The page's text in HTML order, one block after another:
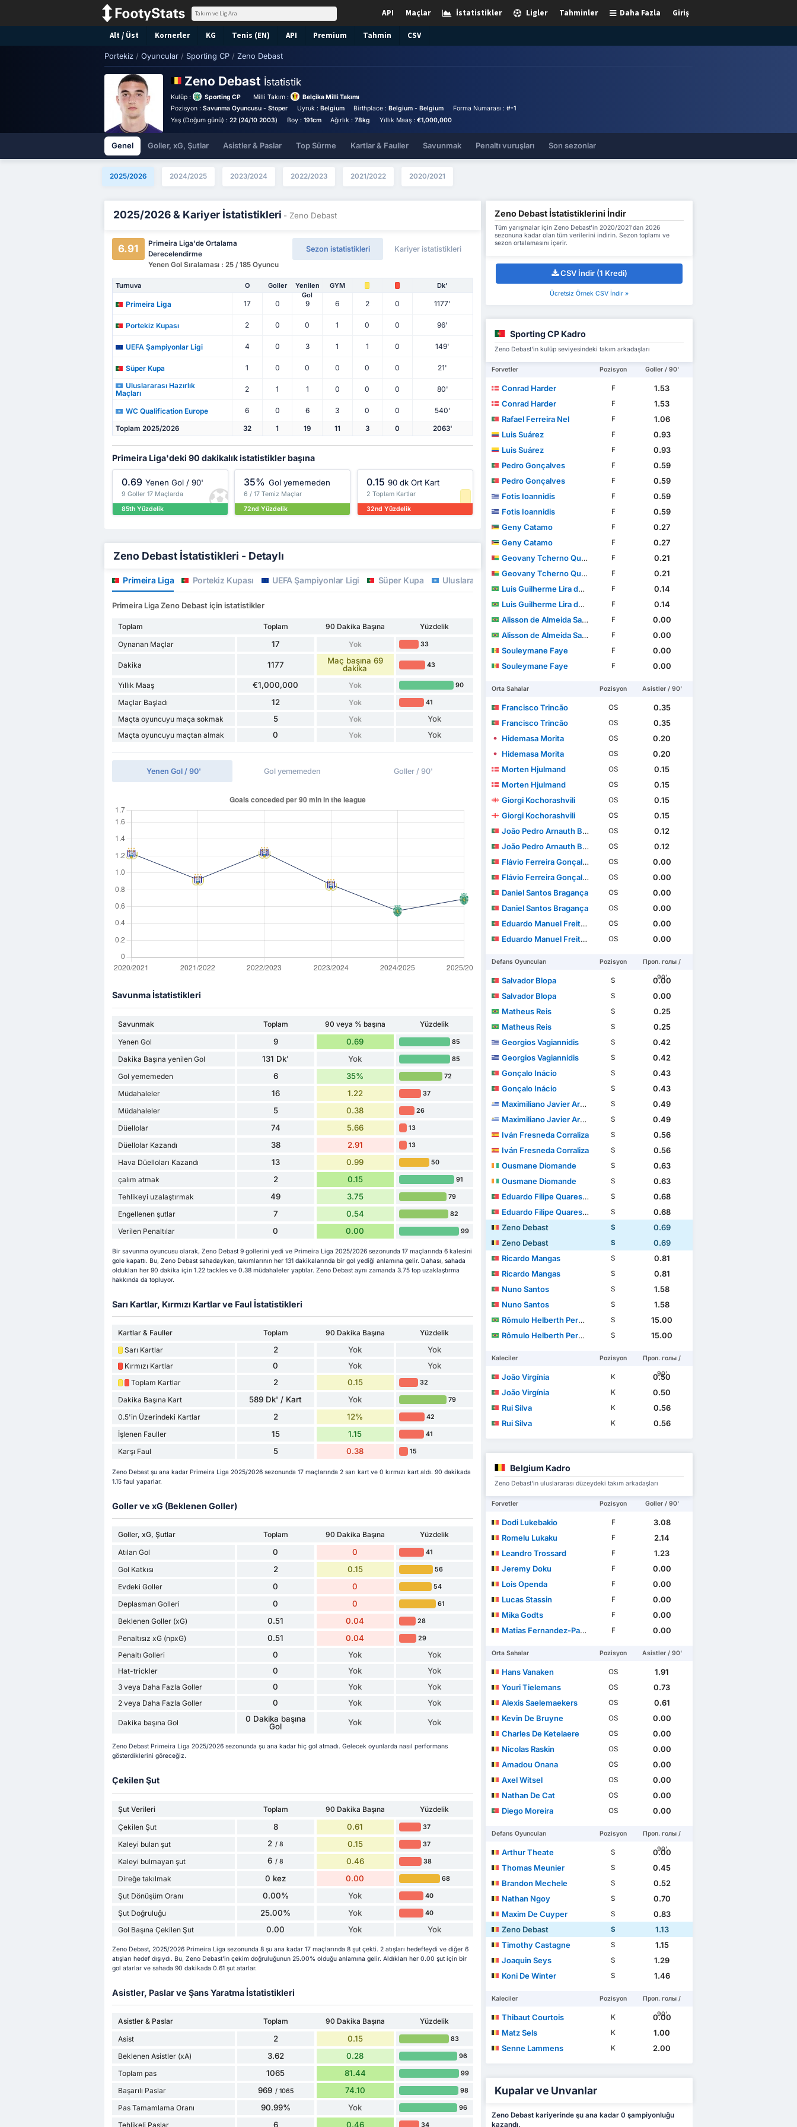
Giriş
Daha Fazla
Tahminler
Ligler
İstatistikler
Maçlar
API
Alt / Üst Kornerler KG Tenis (EN) API Premium Tahmin CSV
Portekiz / Oyuncular / Sporting CP / Zeno Debast
Zeno Debast İstatistik
Kulüp : Sporting CP Milli Takım :
Belçika Milli Takımı
Pozisyon :Savunma Oyuncusu - Stoper Uyruk : Belgium Birthplace :Belgium - Belgium Forma Numarası : #-1
Yaş (Doğum günü) :22 (24/10 2003) Boy : 191cm Ağırlık :78kg Yıllık Maaş : €1,000,000
Genel Goller, xG, Şutlar Asistler & Paslar Top Sürme Kartlar & Fauller Savunmak Penaltı vuruşları Son sezonlar
2025/2026 2024/2025 2023/2024 2022/2023 2021/2022 2020/2021
2025/2026 & Kariyer İstatistikleri - Zeno Debast
6.91
Primeira Liga'de Ortalama
Derecelendirme
Yenen Gol Sıralaması : 25 / 185 Oyuncu
Sezon istatistikleri Kariyer istatistikleri
Turnuva O Goller
Yenilen
Gol
GYM Dk'
Primeira Liga 17 0 9 6 2 0 1177'
Portekiz Kupası 2 0 0 1 0 0 96'
UEFA Şampiyonlar Ligi 4 0 3 1 1 0 149'
Süper Kupa 1 0 0 0 0 0
21'
Uluslararası Hazırlık
Maçları
2 1 1 0 0 0 80'
WC Qualification Europe 6 0 6 3 0 0 540'
Toplam 2025/2026 32 1 19 11 3 0 2063'
Primeira Liga'deki 90 dakikalık istatistikler başına
0.69 Yenen Gol / 90'
9 Goller 17 Maçlarda
85th Yüzdelik
35% Gol yememeden
6 / 17 Temiz Maçlar
72nd Yüzdelik
0.15 90 dk Ort Kart
2 Toplam Kartlar
32nd Yüzdelik
Zeno Debast İstatistikleri - Detaylı
Primeira Liga Portekiz Kupası UEFA Şampiyonlar Ligi Süper Kupa Uluslararası Hazırlık Maçları WC Qualification Europe
Primeira Liga Zeno Debast için istatistikler
Toplam Toplam 90 Dakika Başına
Yüzdelik
Oynanan Maçlar
17 Yok 33
Dakika 1177
Maç başına 69
dakika
43
Yıllık Maaş €1,000,000 Yok 90
Maçlar Başladı 12 Yok 41
Maçta oyuncuyu maça sokmak 5 Yok Yok
Maçta oyuncuyu maçtan almak 0 Yok Yok
Yenen Gol / 90' Gol yememeden Goller / 90'
Savunma İstatistikleri
Savunmak Toplam 90 veya % başına
Yüzdelik
Yenen Gol
9 0.69 85
Dakika Başına yenilen Gol 131 Dk' Yok 85
Gol yememeden 6 35% 72
Müdahaleler 16 1.22 37
Müdahaleler 5 0.38 26
Düellolar 74 5.66 13
Düellolar Kazandı 38 2.91 13
Hava Düelloları Kazandı 13 0.99 50
çalım atmak 2 0.15 91
Tehlikeyi uzalaştırmak 49 3.75 79
Engellenen şutlar 7 0.54 82
Verilen Penaltılar 0 0.00 99
Bir savunma oyuncusu olarak, Zeno Debast 9 gollerini yedi ve Primeira Liga 2025/2026 sezonunda 17 maçlarında 6 kalesini
gole kapattı. Bu, Zeno Debast sahadayken, takımlarının her 131 dakikalarında bir gol yediği anlamına gelir. Dahası, sahada
oldukları her 90 dakika için 1.22 tackles ve 0.38 müdahaleler yaptılar. Zeno Debast aynı zamanda 3.75 top uzaklaştırma
hakkında da topluyor.
Sarı Kartlar, Kırmızı Kartlar ve Faul İstatistikleri
Kartlar & Fauller Toplam 90 Dakika Başına
Yüzdelik
Sarı Kartlar
2 Yok Yok
Kırmızı Kartlar 0 Yok Yok
Toplam Kartlar 2 0.15 32
Dakika Başına Kart 589 Dk' / Kart Yok 79
0.5'in Üzerindeki Kartlar 2 12% 42
İşlenen Fauller 15 1.15 41
Karşı Faul 5 0.38 15
Zeno Debast şu ana kadar Primeira Liga 2025/2026 sezonunda 17 maçlarında 2 sarı kart ve 0 kırmızı kart aldı. 90 dakikada
1.15 faul yaparlar.
Goller ve xG (Beklenen Goller)
Goller, xG, Şutlar Toplam 90 Dakika Başına
Yüzdelik
Atılan Gol
0 0 41
Gol Katkısı 2 0.15 56
Evdeki Goller 0 0 54
Deplasman Golleri 0 0 61
Beklenen Goller (xG) 0.51 0.04 28
Penaltısız xG (npxG) 0.51 0.04 29
Penaltı Golleri 0 Yok Yok
Hat-trickler 0 Yok Yok
3 veya Daha Fazla Goller 0 Yok Yok
2 veya Daha Fazla Goller 0 Yok Yok
Dakika başına Gol
0 Dakika başına
Gol
Yok Yok
Zeno Debast Primeira Liga 2025/2026 sezonunda şu ana kadar hiç gol atmadı. Gelecek oyunlarda nasıl performans
gösterdiklerini göreceğiz.
Çekilen Şut
Şut Verileri Toplam 90 Dakika Başına
Yüzdelik
Çekilen Şut
8 0.61 37
Kaleyi bulan şut 2 / 8 0.15 37
Kaleyi bulmayan şut 6 / 8 0.46 38
Direğe takılmak 0 kez 0.00 68
Şut Dönüşüm Oranı 0.00% Yok 40
Şut Doğruluğu 25.00% Yok 40
Gol Başına Çekilen Şut 0.00 Yok Yok
Zeno Debast, 2025/2026 Primeira Liga sezonunda 8 şu ana kadar 17 maçlarında 8 şut çekti. 2 atışları hedefteydi ve diğer 6
atışları hedef dışıydı. Bu, Zeno Debast'in çekim doğruluğunun 25.00% olduğu anlamına gelir. Aldıkları her 0.00 şut için bir
gol atarlar ve sahada 90 dakikada 0.61 şut atarlar.
Asistler, Paslar ve Şans Yaratma İstatistikleri
Asistler & Paslar Toplam 90 Dakika Başına
Yüzdelik
Asist
2 0.15 83
Beklenen Asistler (xA) 3.62 0.28 96
Toplam pas 1065 81.44 99
Başarılı Paslar 969 / 1065 74.10 98
Pas Tamamlama Oranı 90.99% Yok 96
Tehlikeli Paslar 6 0.46 34
Zeno Debast İstatistiklerini İndir
Tüm yarışmalar için Zeno Debast'in 2020/2021'dan 2026
sezonuna kadar olan tüm verilerini indirin. Sezon toplamı ve
sezon ortalamasını içerir.
CSV İndir (1 Kredi)
Ücretsiz Örnek CSV İndir »
Sporting CP Kadro
Zeno Debast'in kulüp seviyesindeki takım arkadaşları
Forvetler Pozisyon Goller / 90'
Conrad Harder F
1.53
Conrad Harder
F
1.53
Rafael Ferreira Nel
F
1.06
Luis Suárez
F
0.93
Luis Suárez
F
0.93
Pedro Gonçalves
F
0.59
Pedro Gonçalves
F
0.59
Fotis Ioannidis
F
0.59
Fotis Ioannidis
F
0.59
Geny Catamo
F
0.27
Geny Catamo
F
0.27
Geovany Tcherno Quenda
F
0.21
Geovany Tcherno Quenda
F
0.21
Luis Guilherme Lira dos Santos
F
0.14
Luis Guilherme Lira dos Santos
F
0.14
Alisson de Almeida Santos
F
0.00
Alisson de Almeida Santos
F
0.00
Souleymane Faye
F
0.00
Souleymane Faye
F 0.00
Orta Sahalar Pozisyon Asistler / 90'
Francisco Trincão OS
0.35
Francisco Trincão
OS
0.35
Hidemasa Morita
OS
0.20
Hidemasa Morita
OS
0.20
Morten Hjulmand
OS
0.15
Morten Hjulmand
OS
0.15
Giorgi Kochorashvili
OS
0.15
Giorgi Kochorashvili
OS
0.15
João Pedro Arnauth Barrocas Simões
OS
0.12
João Pedro Arnauth Barrocas Simões
OS
0.12
Flávio Ferreira Gonçalves
OS
0.00
Flávio Ferreira Gonçalves
OS
0.00
Daniel Santos Bragança
OS
0.00
Daniel Santos Bragança
OS
0.00
Eduardo Manuel Freitas Monteiro Ferreira Felicíssimo
OS
0.00
Eduardo Manuel Freitas Monteiro Ferreira Felicíssimo
OS 0.00
Defans Oyuncuları Pozisyon
Проп. голы /
90'
Salvador Blopa S
0.00
Salvador Blopa
S
0.00
Matheus Reis
S
0.25
Matheus Reis
S
0.25
Georgios Vagiannidis
S
0.42
Georgios Vagiannidis
S
0.42
Gonçalo Inácio
S
0.43
Gonçalo Inácio
S
0.43
Maximiliano Javier Araújo Vilches
S
0.49
Maximiliano Javier Araújo Vilches
S
0.49
Iván Fresneda Corraliza
S
0.56
Iván Fresneda Corraliza
S
0.56
Ousmane Diomande
S
0.63
Ousmane Diomande
S
0.63
Eduardo Filipe Quaresma Coimbra Simões
S
0.68
Eduardo Filipe Quaresma Coimbra Simões
S
0.68
Zeno Debast
S
0.69
Zeno Debast
S
0.69
Ricardo Mangas
S
0.81
Ricardo Mangas
S
0.81
Nuno Santos
S
1.58
Nuno Santos
S
1.58
Rômulo Helberth Pereira Junior
S
15.00
Rômulo Helberth Pereira Junior
S 15.00
Kaleciler Pozisyon
Проп. голы /
90'
João Virgínia K
0.50
João Virgínia
K
0.50
Rui Silva
K
0.56
Rui Silva
K 0.56
Belgium Kadro
Zeno Debast'in uluslararası düzeydeki takım arkadaşları
Forvetler Pozisyon Goller / 90'
Dodi Lukebakio F
3.08
Romelu Lukaku
F
2.14
Leandro Trossard
F
1.23
Jeremy Doku
F
0.00
Lois Openda
F
0.00
Lucas Stassin
F
0.00
Mika Godts
F
0.00
Matias Fernandez-Pardo
F 0.00
Orta Sahalar Pozisyon Asistler / 90'
Hans Vanaken OS
1.91
Youri Tielemans
OS
0.73
Alexis Saelemaekers
OS
0.61
Kevin De Bruyne
OS
0.00
Charles De Ketelaere
OS
0.00
Nicolas Raskin
OS
0.00
Amadou Onana
OS
0.00
Axel Witsel
OS
0.00
Nathan De Cat
OS
0.00
Diego Moreira
OS 0.00
Defans Oyuncuları Pozisyon
Проп. голы /
90'
Arthur Theate S
0.00
Thomas Meunier
S
0.45
Brandon Mechele
S
0.52
Nathan Ngoy
S
0.70
Maxim De Cuyper
S
0.83
Zeno Debast
S
1.13
Timothy Castagne
S
1.15
Joaquin Seys
S
1.29
Koni De Winter
S 1.46
Kaleciler Pozisyon
Проп. голы /
90'
Thibaut Courtois K
0.00
Matz Sels
K
1.00
Senne Lammens
K 2.00
Kupalar ve Unvanlar
Zeno Debast kariyerinde şu ana kadar 0 şampiyonluğu
kazandı.